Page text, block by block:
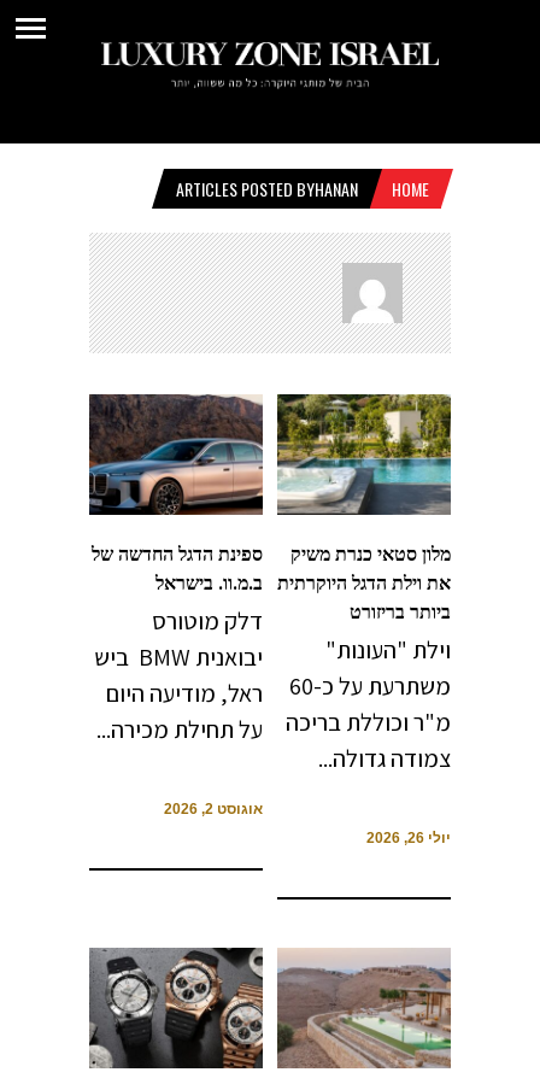
HOME
ARTICLES POSTED BYHANAN
ספינת הדגל החדשה של
ב.מ.וו. בישראל
דלק מוטורס
יבואנית BMW ביש
ראל, מודיעה היום
על תחילת מכירה...
אוגוסט 2, 2026
מלון סטאי כנרת משיק
את וילת הדגל היוקרתית
ביותר בריזורט
וילת "העונות"
משתרעת על כ-60
מ"ר וכוללת בריכה
צמודה גדולה...
יולי 26, 2026